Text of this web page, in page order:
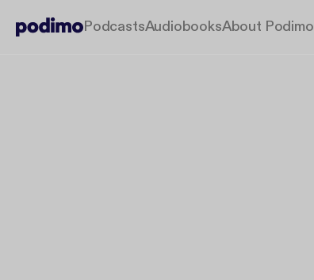
PodcastsAudiobooksAbout Podimo